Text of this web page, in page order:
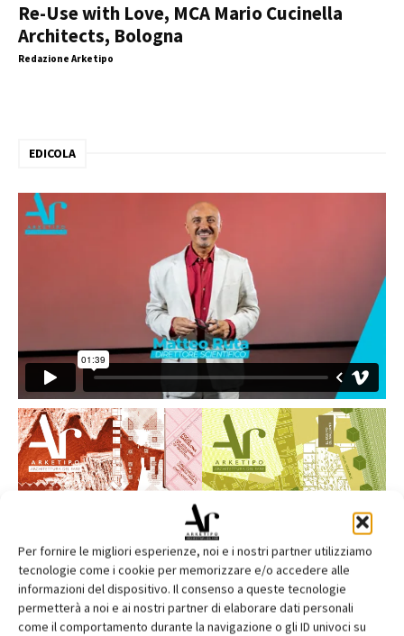
Per fornire le migliori esperienze, noi e i nostri partner utilizziamo
tecnologie come i cookie per memorizzare e/o accedere alle
informazioni del dispositivo. Il consenso a queste tecnologie
permetterà a noi e ai nostri partner di elaborare dati personali
come il comportamento durante la navigazione o gli ID univoci su
Re-Use with Love, MCA Mario Cucinella
Architects, Bologna
Redazione Arketipo
EDICOLA